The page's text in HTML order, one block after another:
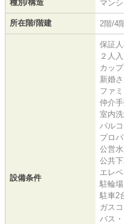
種別/構造 マン
所在階/階建 2階/4
設備条件
保証
２人
カッ
新婚
ファ
仲介
室内
バル
プロ
公営
公共
エレ
駐輪場
駐車2
ガス
バス